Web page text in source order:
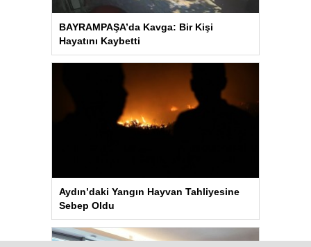
BAYRAMPAŞA’da Kavga: Bir Kişi
Hayatını Kaybetti
Aydın’daki Yangın Hayvan Tahliyesine
Sebep Oldu